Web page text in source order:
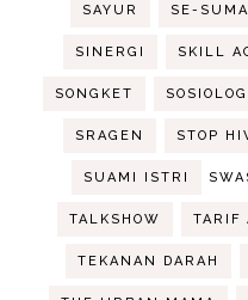
SAYUR SE-
SINERGI SKILL
SONGKET
SRAGEN STOP
SUAMI ISTRI
TALKSHOW TARIF
TEKANAN DARAH